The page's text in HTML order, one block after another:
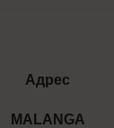
Адрес
МALANGA